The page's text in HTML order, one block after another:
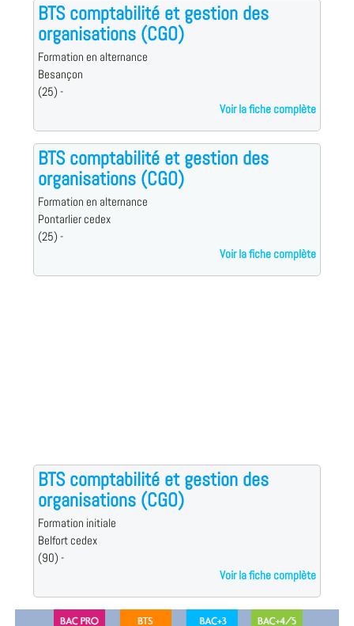
BTS comptabilité et gestion des
organisations (CGO)
Formation en alternance
Besançon
(25) -
Voir la fiche complète
BTS comptabilité et gestion des
organisations (CGO)
Formation en alternance
Pontarlier cedex
(25) -
Voir la fiche complète
BTS comptabilité et gestion des
organisations (CGO)
Formation initiale
Belfort cedex
(90) -
Voir la fiche complète